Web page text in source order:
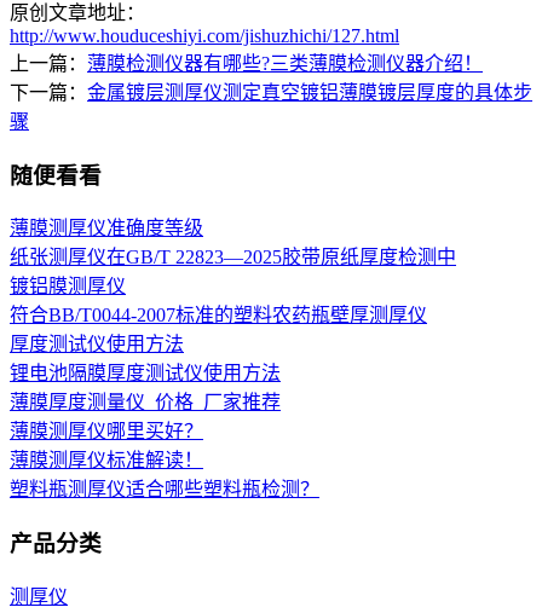
原创文章地址：
http://www.houduceshiyi.com/jishuzhichi/127.html
上一篇： 薄膜检测仪器有哪些?三类薄膜检测仪器介绍！
下一篇： 金属镀层测厚仪测定真空镀铝薄膜镀层厚度的具体步
骤
随便看看
薄膜测厚仪准确度等级
纸张测厚仪在GB/T 22823—2025胶带原纸厚度检测中
镀铝膜测厚仪
符合BB/T0044-2007标准的塑料农药瓶壁厚测厚仪
厚度测试仪使用方法
锂电池隔膜厚度测试仪使用方法
薄膜厚度测量仪_价格_厂家推荐
薄膜测厚仪哪里买好？
薄膜测厚仪标准解读！
塑料瓶测厚仪适合哪些塑料瓶检测？
产品分类
测厚仪